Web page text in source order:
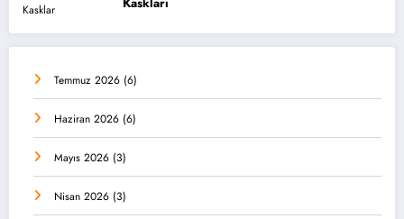
Temmuz 2026 (6)
Haziran 2026 (6)
Mayıs 2026 (3)
Nisan 2026 (3)